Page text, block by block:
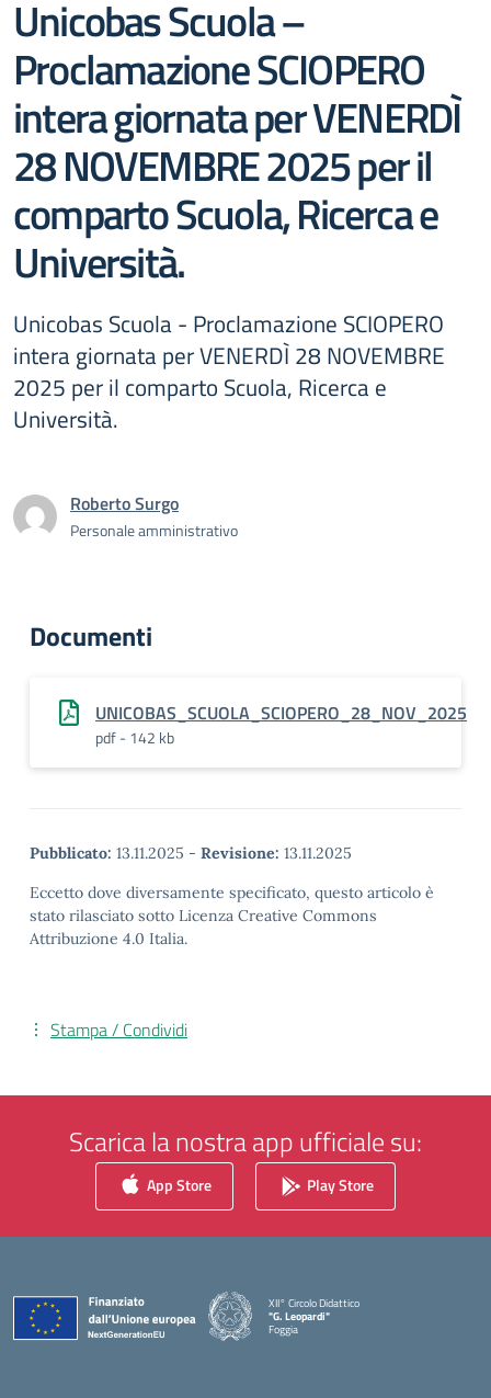
Unicobas Scuola –
Proclamazione SCIOPERO
intera giornata per VENERDÌ
28 NOVEMBRE 2025 per il
comparto Scuola, Ricerca e
Università.
Unicobas Scuola - Proclamazione SCIOPERO
intera giornata per VENERDÌ 28 NOVEMBRE
2025 per il comparto Scuola, Ricerca e
Università.
Roberto Surgo
Personale amministrativo
Documenti
UNICOBAS_SCUOLA_SCIOPERO_28_NOV_2025
pdf - 142 kb
Pubblicato: 13.11.2025 - Revisione: 13.11.2025
Eccetto dove diversamente specificato, questo articolo è
stato rilasciato sotto Licenza Creative Commons
Attribuzione 4.0 Italia.
Stampa / Condividi
Scarica la nostra app ufficiale su:
App Store Play Store
XII° Circolo Didattico
"G. Leopardi"
Foggia
— Visita la pagina iniziale della scuola